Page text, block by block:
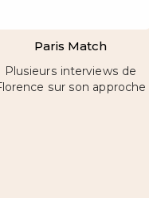
Paris Match
Plusieurs interviews de
sur son approche